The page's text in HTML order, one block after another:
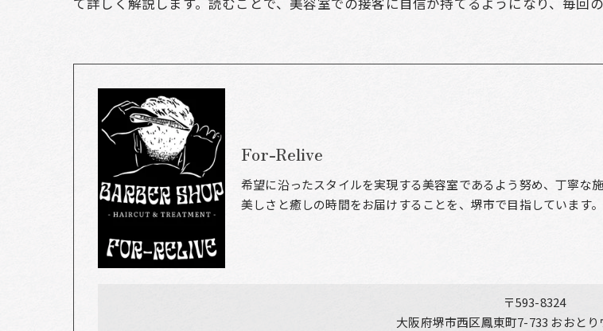
For-Relive
希望に沿ったスタイルを実現する美容室であるよう努め、丁寧な
美しさと癒しの時間をお届けすることを、堺市で目指しています。
〒593-8324
大阪府堺市西区鳳東町7-733 おおとり